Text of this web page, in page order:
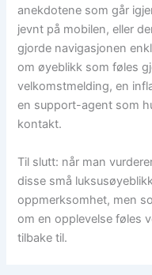
anekdotene som går
jevnt på mobilen, eller
gjorde navigasjonen
om øyeblikk som føles
velkomstmelding, en
en support-agent som
kontakt.
Til slutt: når man
disse små
oppmerksomhet, men
om en opplevelse føles
tilbake til.